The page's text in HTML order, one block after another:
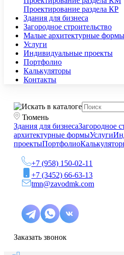
Проектирование раздела КР
Здания для бизнеса
Загородное строительство
Малые архитектурные формы
Услуги
Индивидуальные проекты
Портфолио
Калькуляторы
Контакты
Тюмень
Здания для бизнесаЗагородное
архитектурные формыУслуги
проектыПортфолио
+7 (958) 150-02-11
+7 (3452) 66-63-13
tmn@zavodmk.com
Заказать звонок